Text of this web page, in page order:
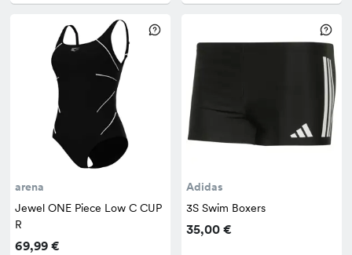
arena
Jewel ONE Piece Low C CUP
R
69,99 €
Adidas
3S Swim Boxers
35,00 €